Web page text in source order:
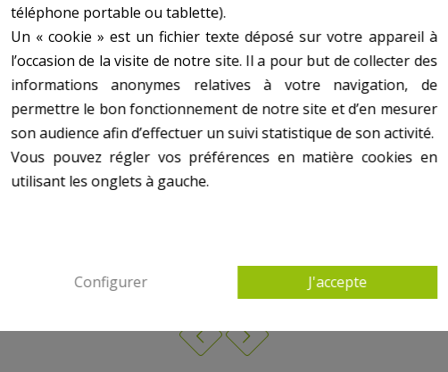
9 AUTRES PRODUITS DANS POUR SKIMMER WELTICO
téléphone portable ou tablette).
Un « cookie » est un fichier texte déposé sur votre appareil à
l’occasion de la visite de notre site. Il a pour but de collecter des
informations anonymes relatives à votre navigation, de
permettre le bon fonctionnement de notre site et d’en mesurer
son audience afin d’effectuer un suivi statistique de son activité.
Vous pouvez régler vos préférences en matière cookies en
utilisant les onglets à gauche.
Configurer J'accepte